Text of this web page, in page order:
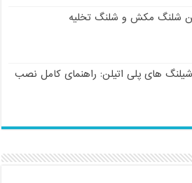
شلنگ مکش و شلنگ تخلیه
های پلی اتیلن: راهنمای کامل نصب